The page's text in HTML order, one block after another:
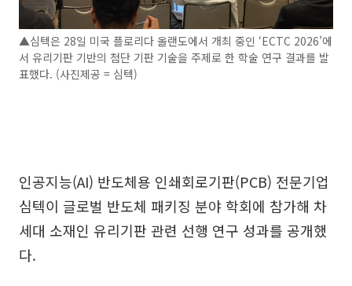
▲심텍은 28일 미국 플로리다 올랜도에서 개최 중인 ‘ECTC 2026’에
서 유리기판 기반의 첨단 기판 기술을 주제로 한 학술 연구 결과를 발
표했다. (사진제공 = 심텍)
인공지능(AI) 반도체용 인쇄회로기판(PCB) 전문기업
심텍이 글로벌 반도체 패키징 분야 학회에 참가해 차
세대 소재인 유리기판 관련 선행 연구 성과를 공개했
다.